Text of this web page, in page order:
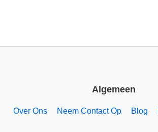
Algemeen
Over Ons Neem Contact Op Blog